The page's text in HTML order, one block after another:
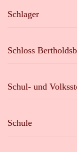
Schlager
Schloss
Schul- und
Schule